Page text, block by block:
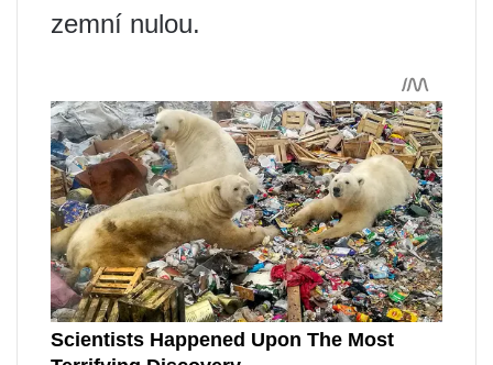
zemní nulou.